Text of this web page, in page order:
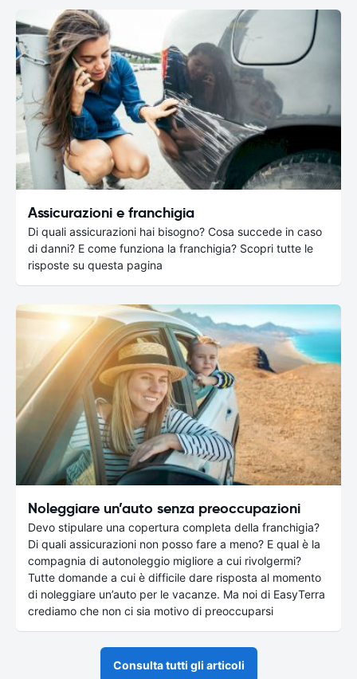
Assicurazioni e franchigia
Di quali assicurazioni hai bisogno? Cosa succede in caso
di danni? E come funziona la franchigia? Scopri tutte le
risposte su questa pagina
Noleggiare un’auto senza preoccupazioni
Devo stipulare una copertura completa della franchigia?
Di quali assicurazioni non posso fare a meno? E qual è la
compagnia di autonoleggio migliore a cui rivolgermi?
Tutte domande a cui è difficile dare risposta al momento
di noleggiare un’auto per le vacanze. Ma noi di EasyTerra
crediamo che non ci sia motivo di preoccuparsi
Consulta tutti gli articoli